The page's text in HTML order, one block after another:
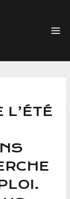
L’ÉTÉ